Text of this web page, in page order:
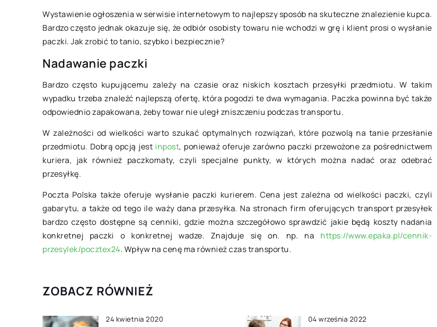
Wystawienie ogłoszenia w serwisie internetowym to najlepszy sposób na skuteczne znalezienie kupca.
Bardzo często jednak okazuje się, że odbiór osobisty towaru nie wchodzi w grę i klient prosi o wysłanie
paczki. Jak zrobić to tanio, szybko i bezpiecznie?
Nadawanie paczki
Bardzo często kupującemu zależy na czasie oraz niskich kosztach przesyłki przedmiotu. W takim
wypadku trzeba znaleźć najlepszą ofertę, która pogodzi te dwa wymagania. Paczka powinna być także
odpowiednio zapakowana, żeby towar nie uległ zniszczeniu podczas transportu.
W zależności od wielkości warto szukać optymalnych rozwiązań, które pozwolą na tanie przesłanie
przedmiotu. Dobrą opcją jest inpost, ponieważ oferuje zarówno paczki przewożone za pośrednictwem
kuriera, jak również paczkomaty, czyli specjalne punkty, w których można nadać oraz odebrać
przesyłkę.
Poczta Polska także oferuje wysłanie paczki kurierem. Cena jest zależna od wielkości paczki, czyli
gabarytu, a także od tego ile waży dana przesyłka. Na stronach firm oferujących transport przesyłek
bardzo często dostępne są cenniki, gdzie można szczegółowo sprawdzić jakie będą koszty nadania
konkretnej paczki o konkretnej wadze. Znajduje się on. np. na https://www.epaka.pl/cennik-
przesylek/pocztex24. Wpływ na cenę ma również czas transportu.
ZOBACZ RÓWNIEŻ
24 kwietnia 2020 04 września 2022
25 czerwca 2020
baterii w łazience i kuchni?
Baterie łazienkowe oraz kuchenne
często ulegają drobnym awariom ze
intensywność eksploatacji. Póki
problem dotyczy uszczelki lub
napowietrzacza, […]
20 lipca 2022
Wyposażenie magazynu – pomoc
wyborze zestawu mebli
Magazyn to ważne pomieszczenie w
odpowiednio umeblować. Meble
magazynowe to przede wszystkim
zestawy przeznaczone do […]